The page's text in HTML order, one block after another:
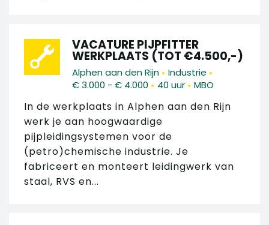
VACATURE PIJPFITTER
WERKPLAATS (TOT €4.500,-)
Alphen aan den Rijn • Industrie •
€ 3.000 - € 4.000 • 40 uur • MBO
In de werkplaats in Alphen aan den Rijn
werk je aan hoogwaardige
pijpleidingsystemen voor de
(petro)chemische industrie. Je
fabriceert en monteert leidingwerk van
staal, RVS en...